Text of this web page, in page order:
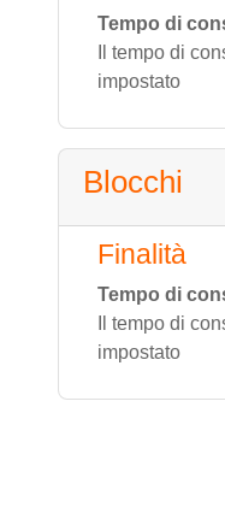
Tempo di
Il tempo di
impostato
Blocchi
Finalità
Tempo di
Il tempo di
impostato